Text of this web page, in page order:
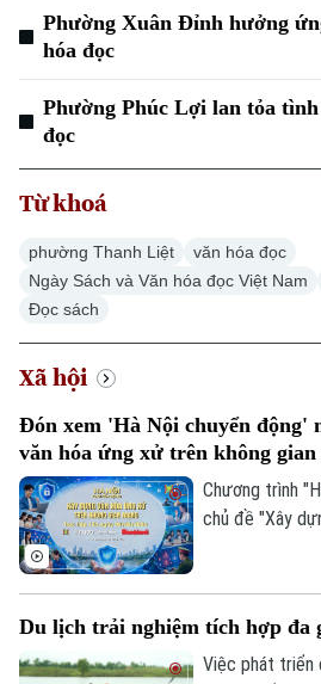
Phường Xuân Đỉnh hưởng
hóa đọc
Phường Phúc Lợi lan tỏa tình
đọc
Từ khoá
phường Thanh Liệt
văn hóa đọc
Ngày Sách và Văn hóa đọc Việt Nam
Đọc sách
Xã hội
Đón xem 'Hà Nội chuyển động'
văn hóa ứng xử trên không gian
Chương trình
chủ đề "Xây
hôm nay, ngày
Du lịch trải nghiệm tích hợp đa
Việc phát triển